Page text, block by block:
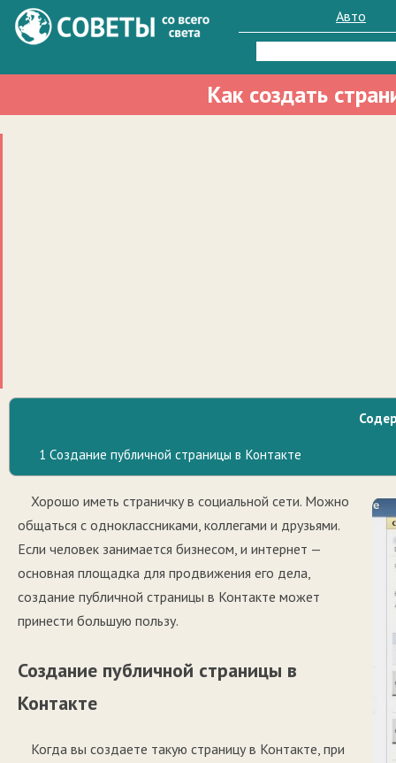
Авто
Найти:
Как создать
1 Создание публичной страницы в Контакте
Хорошо иметь страничку в социальной сети. Можно
общаться с одноклассниками, коллегами и друзьями.
Если человек занимается бизнесом, и интернет —
основная площадка для продвижения его дела,
создание публичной страницы в Контакте может
принести большую пользу.
Создание публичной страницы в
Контакте
Когда вы создаете такую страницу в Контакте, при